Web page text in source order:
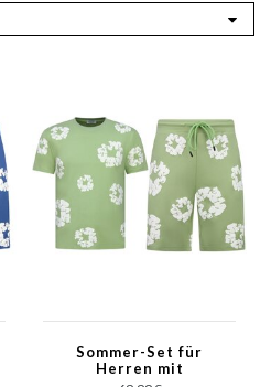
Sommer-Set für
Herren mit